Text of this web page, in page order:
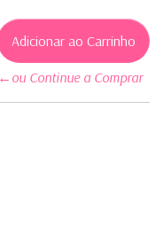
←ou Continue a Comprar